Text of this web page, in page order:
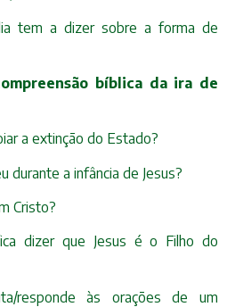
tem a dizer sobre a forma de
bíblica da ira de
a extinção do Estado?
durante a infância de Jesus?
Cristo?
dizer que Jesus é o Filho do
responde às orações de um